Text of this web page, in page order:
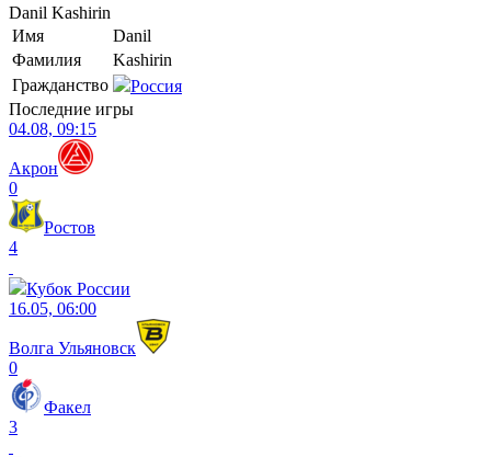
Danil Kashirin
Имя
Danil
Фамилия
Kashirin
Гражданство
Россия
Последние игры
04.08, 09:15
Акрон
0
Ростов
4
Кубок России
16.05, 06:00
Волга Ульяновск
0
Факел
3